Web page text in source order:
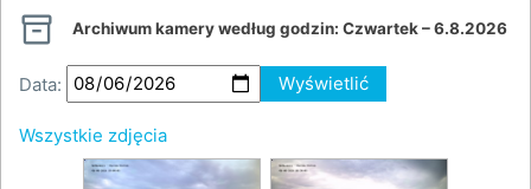
 Archiwum kamery według godzin: Czwartek – 6.8.2026
Data: Wyświetlić
Wszystkie zdjęcia